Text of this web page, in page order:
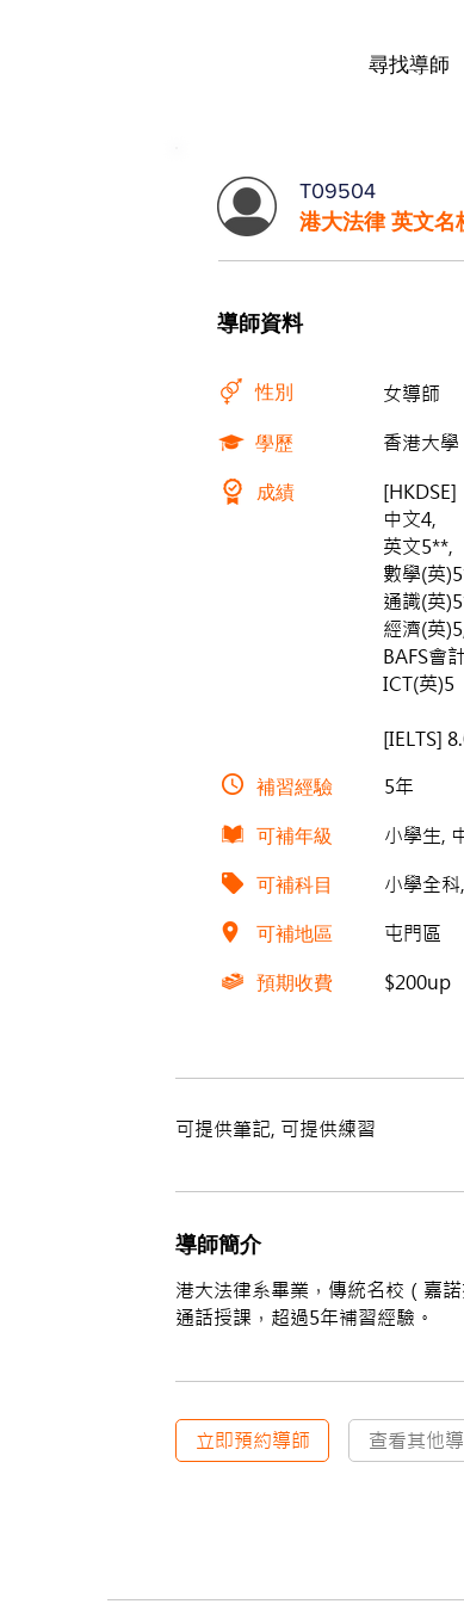
尋找導師
T09504
港大法律 英文名
導師資料
性別 女導師
學歷 香港大
成績
[HKDSE]
中文4,
英文5**,
數學(英
通識(英
經濟(英
BAFS會
ICT(英)5
[IELTS]
補習經驗 5年
可補年級 小學生,
可補科目 小學全
可補地區 屯門區
預期收費 $200up
可提供筆記, 可提供練習
導師簡介
港大法律系畢業，傳統名校（嘉
通話授課，超過5年補習經驗。
立即預約導師 查看其他